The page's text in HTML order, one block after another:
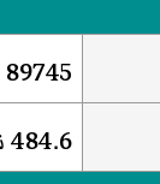
89745
484.6 نسمة/كم